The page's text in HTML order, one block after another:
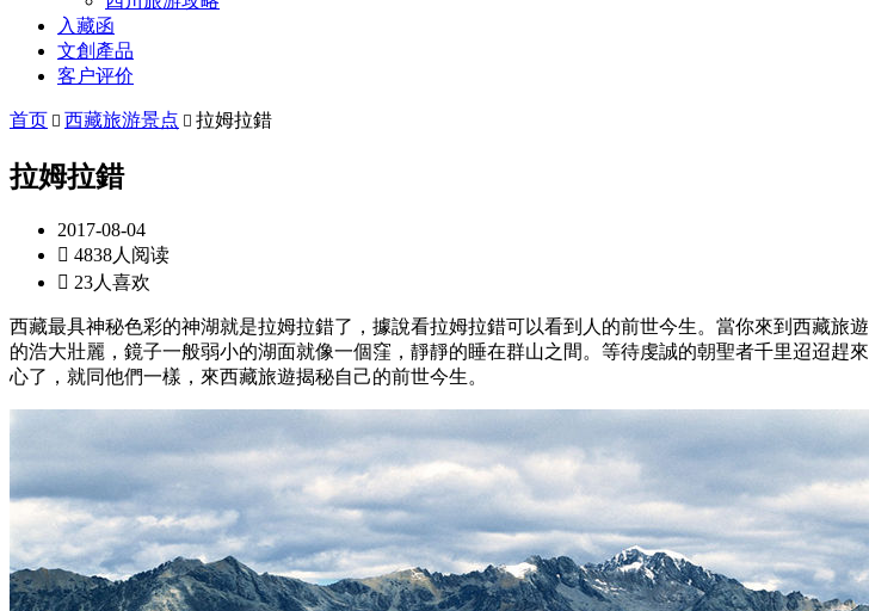
入藏函
文創產品
客户评价
首页  西藏旅游景点  拉姆拉錯
拉姆拉錯
2017-08-04
 4838人阅读
 23人喜欢
西藏最具神秘色彩的神湖就是拉姆拉錯了，據說看拉姆拉錯可以看到人的前世今生。當你來到西藏
的浩大壯麗，鏡子一般弱小的湖面就像一個窪，靜靜的睡在群山之間。等待虔誠的朝聖者千里迢迢
心了，就同他們一樣，來西藏旅遊揭秘自己的前世今生。